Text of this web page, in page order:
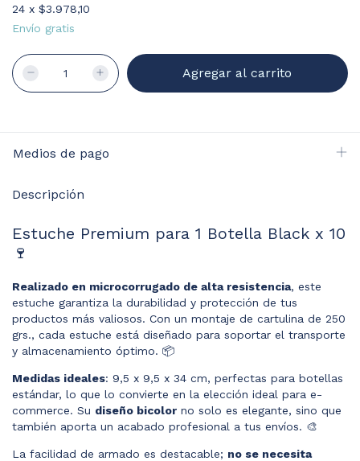
24 x $3.978,10
Envío gratis
Medios de pago
Descripción
Estuche Premium para 1 Botella Black x 10
🍷
Realizado en microcorrugado de alta resistencia, este
estuche garantiza la durabilidad y protección de tus
productos más valiosos. Con un montaje de cartulina de 250
grs., cada estuche está diseñado para soportar el transporte
y almacenamiento óptimo. 📦
Medidas ideales: 9,5 x 9,5 x 34 cm, perfectas para botellas
estándar, lo que lo convierte en la elección ideal para e-
commerce. Su diseño bicolor no solo es elegante, sino que
también aporta un acabado profesional a tus envíos. 🎨
La facilidad de armado es destacable; no se necesita